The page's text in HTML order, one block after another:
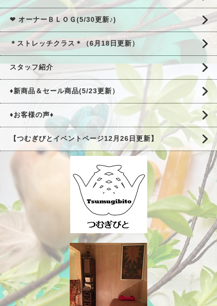
❤ オーナーＢＬＯＧ(5/30更新♪)
＊ストレッチクラス＊（6月18日更新）
スタッフ紹介
♦新商品＆セール商品(5/23更新）
♦お客様の声♦
【つむぎびとイベントページ12月26日更新】